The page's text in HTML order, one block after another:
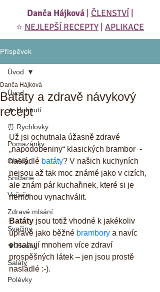
Danča Hájková| ČLENSTVÍ
⭐️ NEJLEPŠÍ RECEPTY APLIKACE
Příspěvek
Úvod
🔥 Hubnutí
⏰ Rychlovky
Pomazánky
Obědy
Snídaně
Večeře
Zdravé mlsání
Svačiny
🍄 Houby
Saláty
Polévky
Úvod
Batáty a zdravě návykový
recept
Danča Hájková
Už jsi ochutnala úžasně zdravé
„napodobeniny“ klasických brambor  -
nasládlé batáty? V našich kuchyních
nejsou až tak moc známé jako v cizích,
ale znám pár kuchařinek, které si je
nemohou vynachválit.
Batáty jsou totiž vhodné k jakékoliv
úpravě jako běžné brambory a navíc
obsahují mnohem více zdraví
prospěšných látek – jen jsou prostě
nasládlé :-).